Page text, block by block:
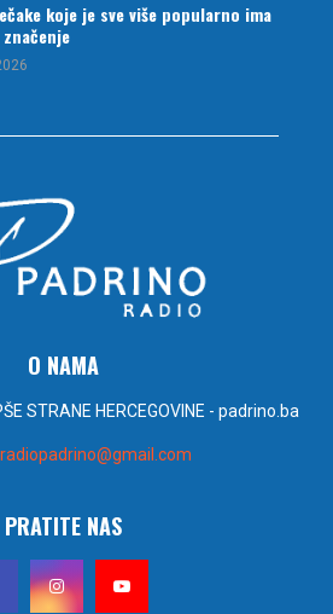
koje je sve više popularno ima
O NAMA
STRANE HERCEGOVINE - padrino.ba
radiopadrino@gmail.com
PRATITE NAS